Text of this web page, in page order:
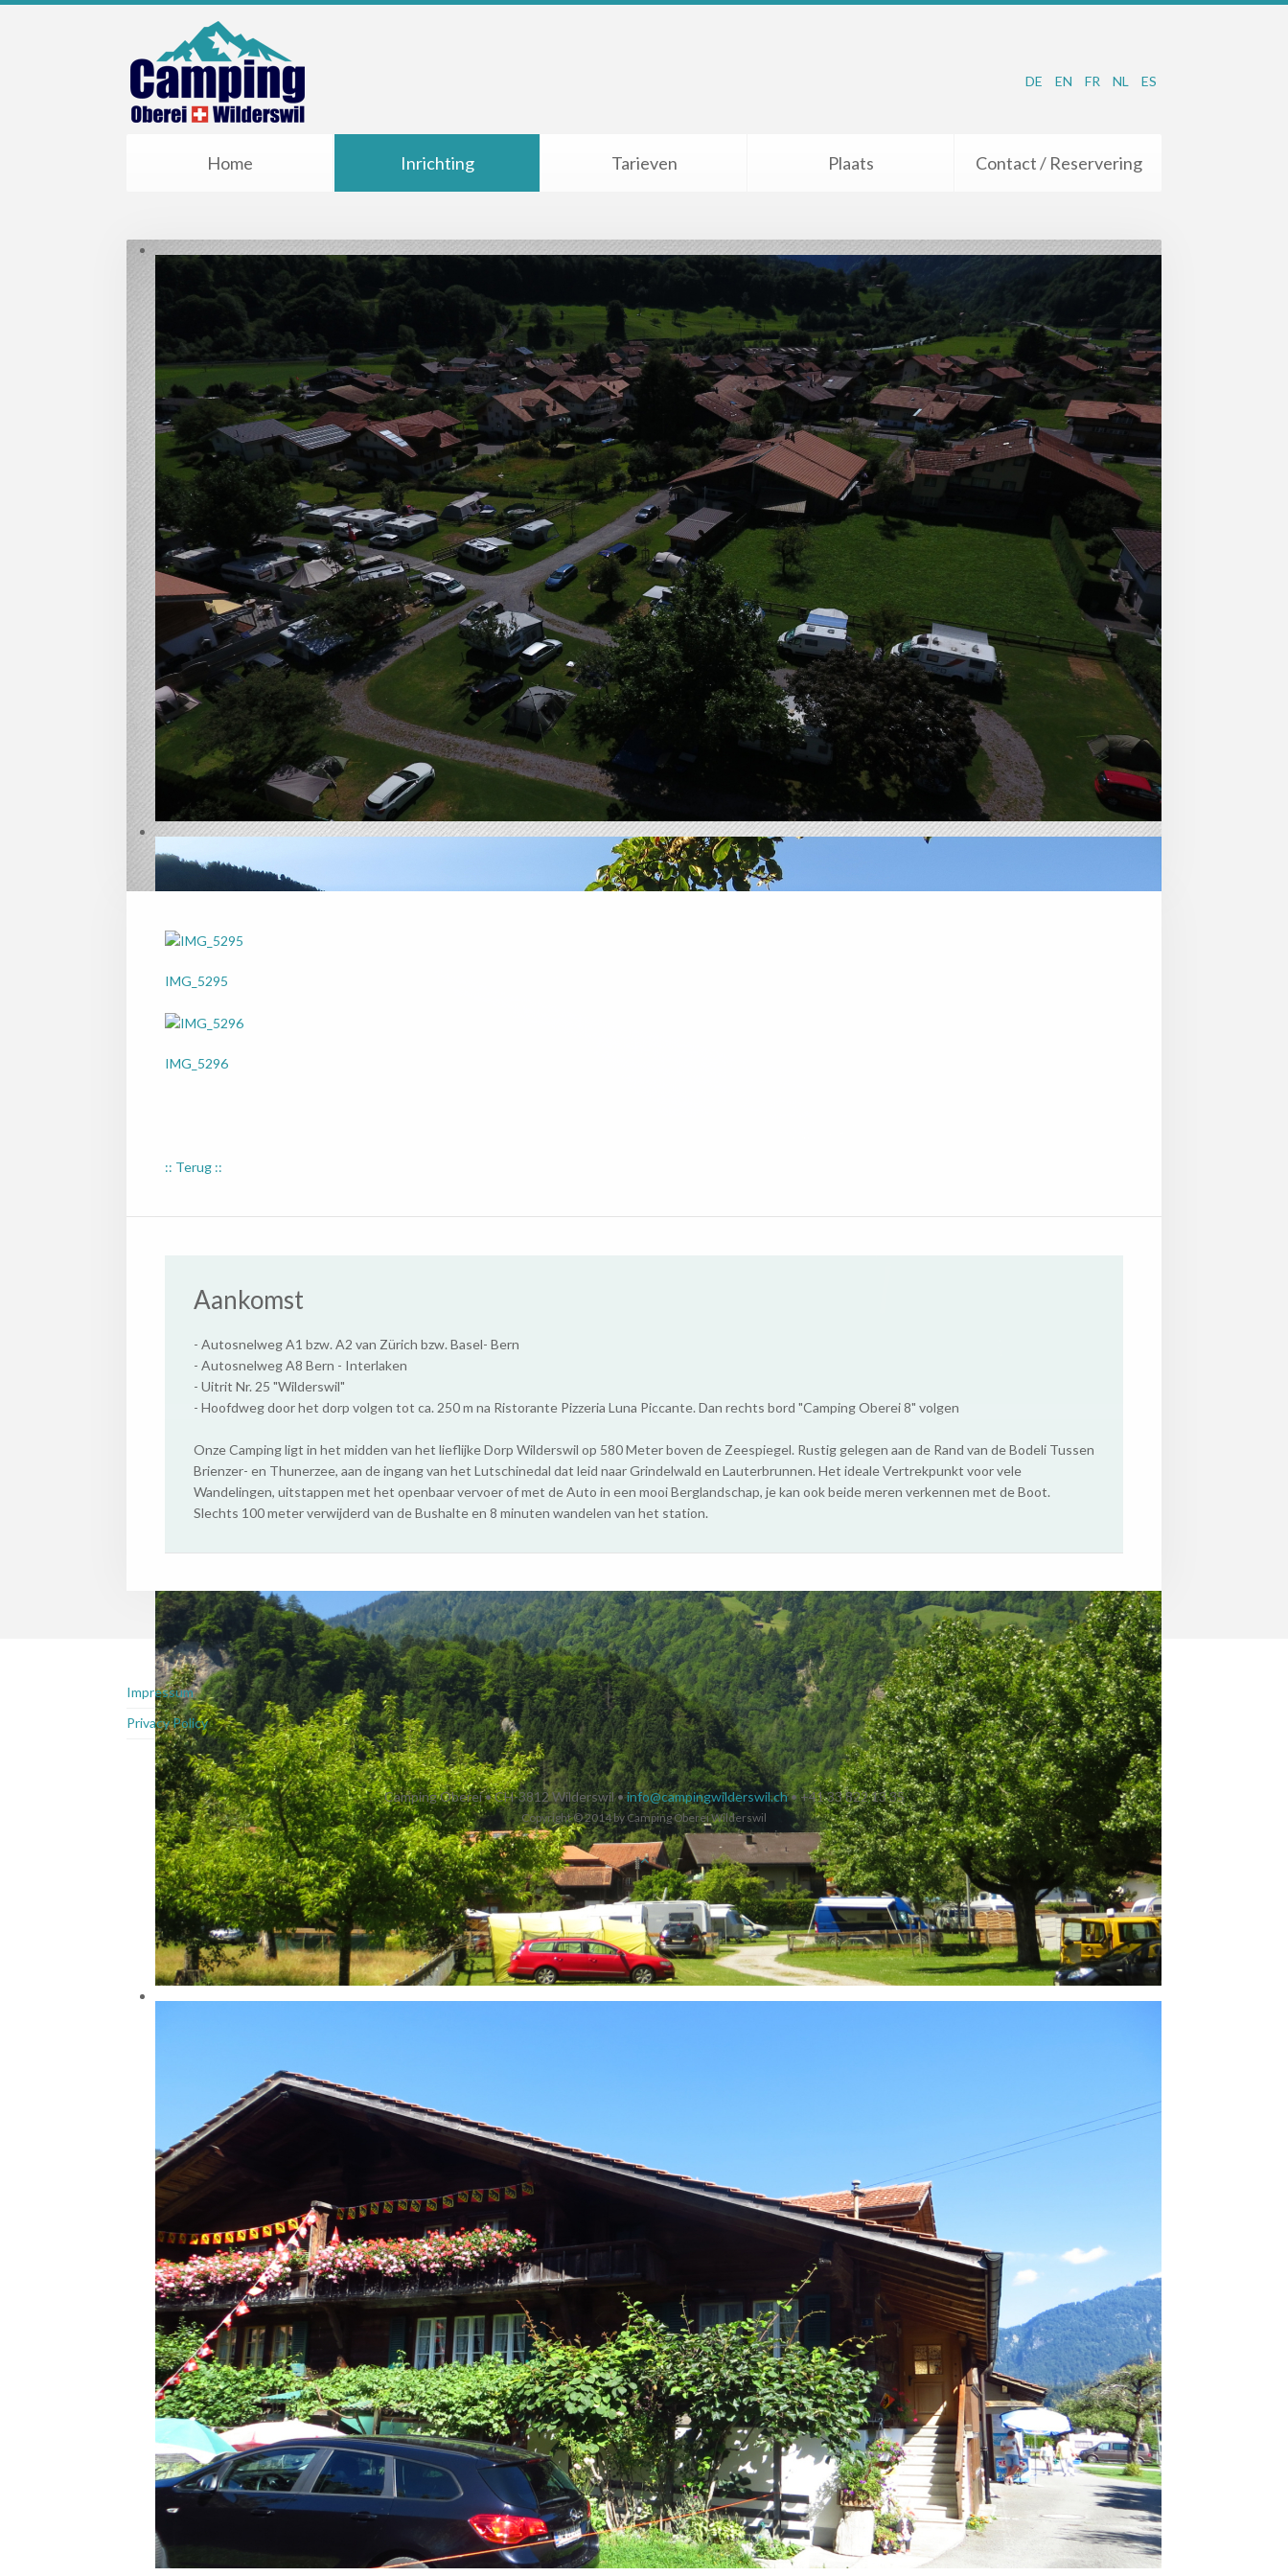
DE EN FR NL ES
Home Inrichting Tarieven Plaats Contact / Reservering
IMG_5295
IMG_5296
:: Terug ::
Aankomst
- Autosnelweg A1 bzw. A2 van Zürich bzw. Basel- Bern
- Autosnelweg A8 Bern - Interlaken
- Uitrit Nr. 25 "Wilderswil"
- Hoofdweg door het dorp volgen tot ca. 250 m na Ristorante Pizzeria Luna Piccante. Dan rechts bord "Camping Oberei 8" volgen
Onze Camping ligt in het midden van het lieflijke Dorp Wilderswil op 580 Meter boven de Zeespiegel. Rustig gelegen aan de Rand van de Bodeli Tussen
Brienzer- en Thunerzee, aan de ingang van het Lutschinedal dat leid naar Grindelwald en Lauterbrunnen. Het ideale Vertrekpunkt voor vele
Wandelingen, uitstappen met het openbaar vervoer of met de Auto in een mooi Berglandschap, je kan ook beide meren verkennen met de Boot.
Slechts 100 meter verwijderd van de Bushalte en 8 minuten wandelen van het station.
Impressum
Privacy Policy
Camping Oberei • CH-3812 Wilderswil •info@campingwilderswil.ch• +41 33 822 13 35
Copyright © 2014 by Camping Oberei Wilderswil